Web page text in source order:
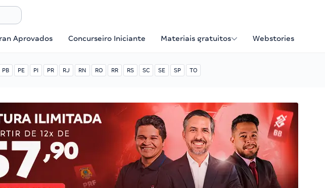
Aprovados Concurseiro Iniciante Materiais gratuitos Webstories
PB PE PI PR RJ RN RO RR RS SC SE SP TO